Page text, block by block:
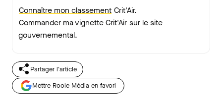
Connaître mon classement Crit'Air.
Commander ma vignette Crit'Air sur le site
gouvernemental.
Partager l'article
Mettre Roole Média en favori